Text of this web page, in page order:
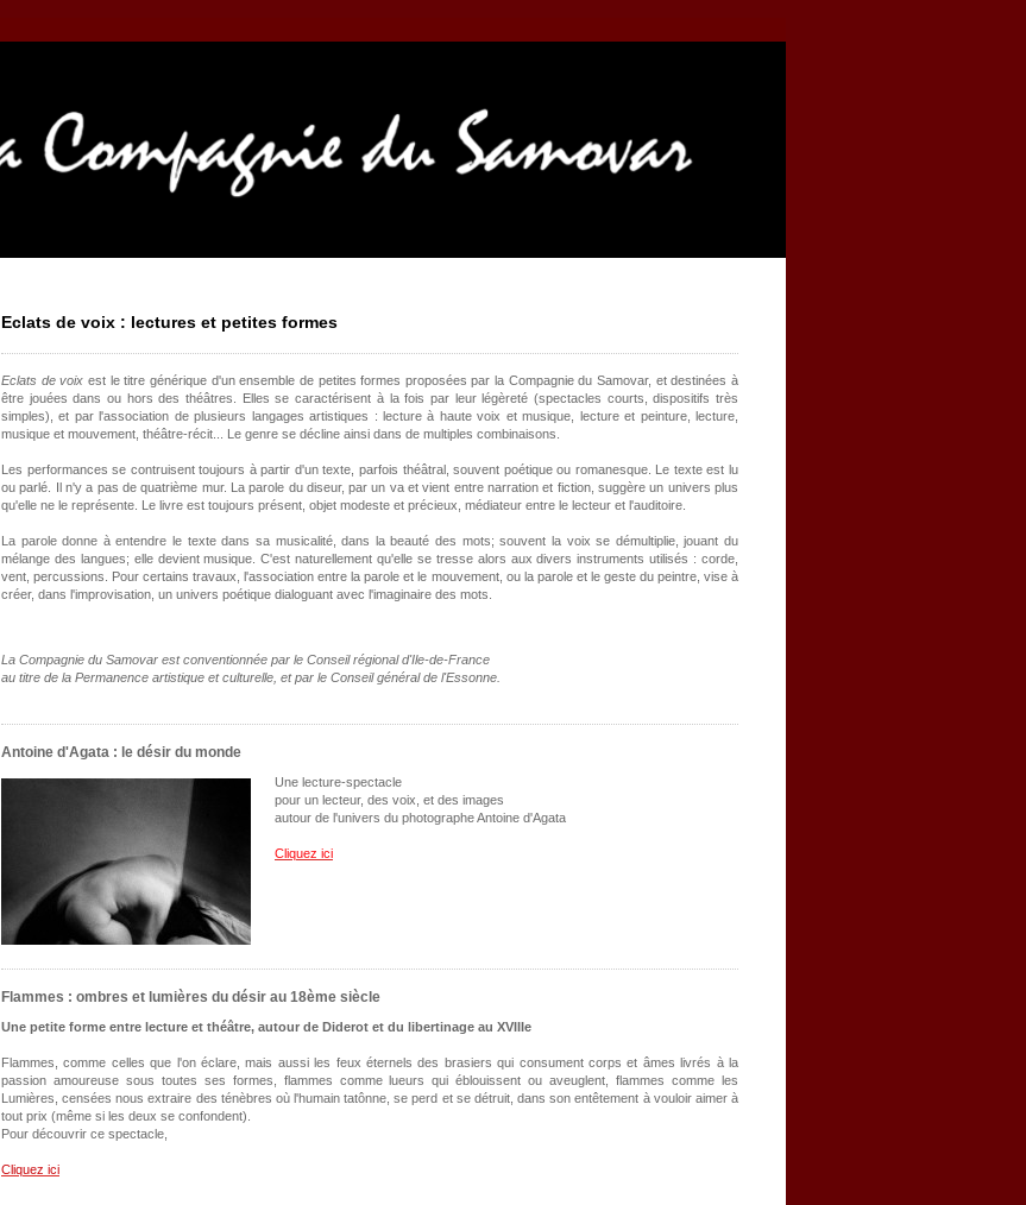
Eclats de voix : lectures et petites formes
Eclats de voix est le titre générique d'un ensemble de petites formes proposées par la Compagnie du Samovar, et destinées à
être jouées dans ou hors des théâtres. Elles se caractérisent à la fois par leur légèreté (spectacles courts, dispositifs très
simples), et par l'association de plusieurs langages artistiques : lecture à haute voix et musique, lecture et peinture, lecture,
musique et mouvement, théâtre-récit... Le genre se décline ainsi dans de multiples combinaisons.
Les performances se contruisent toujours à partir d'un texte, parfois théâtral, souvent poétique ou romanesque. Le texte est lu
ou parlé. Il n'y a pas de quatrième mur. La parole du diseur, par un va et vient entre narration et fiction, suggère un univers plus
qu'elle ne le représente. Le livre est toujours présent, objet modeste et précieux, médiateur entre le lecteur et l'auditoire.
La parole donne à entendre le texte dans sa musicalité, dans la beauté des mots; souvent la voix se démultiplie, jouant du
mélange des langues; elle devient musique. C'est naturellement qu'elle se tresse alors aux divers instruments utilisés : corde,
vent, percussions. Pour certains travaux, l'association entre la parole et le mouvement, ou la parole et le geste du peintre, vise à
créer, dans l'improvisation, un univers poétique dialoguant avec l'imaginaire des mots.
La Compagnie du Samovar est conventionnée par le Conseil régional d'Ile-de-France
au titre de la Permanence artistique et culturelle, et par le Conseil général de l'Essonne.
Antoine d'Agata : le désir du monde
Une lecture-spectacle
pour un lecteur, des voix, et des images
autour de l'univers du photographe Antoine d'Agata
Cliquez ici
Flammes : ombres et lumières du désir au 18ème siècle
Une petite forme entre lecture et théâtre, autour de Diderot et du libertinage au XVIIIe
Flammes, comme celles que l'on éclare, mais aussi les feux éternels des brasiers qui consument corps et âmes livrés à la
passion amoureuse sous toutes ses formes, flammes comme lueurs qui éblouissent ou aveuglent, flammes comme les
Lumières, censées nous extraire des ténèbres où l'humain tatônne, se perd et se détruit, dans son entêtement à vouloir aimer à
tout prix (même si les deux se confondent).
Pour découvrir ce spectacle,
Cliquez ici